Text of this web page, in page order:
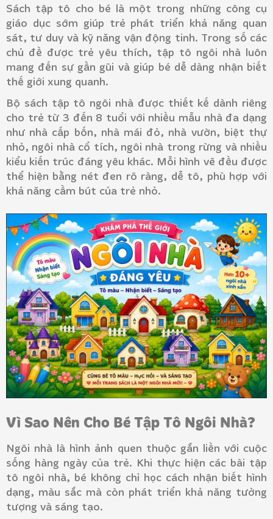
Sách tập tô cho bé là một trong những công cụ
giáo dục sớm giúp trẻ phát triển khả năng quan
sát, tư duy và kỹ năng vận động tinh. Trong số các
chủ đề được trẻ yêu thích, tập tô ngôi nhà luôn
mang đến sự gần gũi và giúp bé dễ dàng nhận biết
thế giới xung quanh.
Bộ sách tập tô ngôi nhà được thiết kế dành riêng
cho trẻ từ 3 đến 8 tuổi với nhiều mẫu nhà đa dạng
như nhà cấp bốn, nhà mái đỏ, nhà vườn, biệt thự
nhỏ, ngôi nhà cổ tích, ngôi nhà trong rừng và nhiều
kiểu kiến trúc đáng yêu khác. Mỗi hình vẽ đều được
thể hiện bằng nét đen rõ ràng, dễ tô, phù hợp với
khả năng cầm bút của trẻ nhỏ.
Vì Sao Nên Cho Bé Tập Tô Ngôi Nhà?
Ngôi nhà là hình ảnh quen thuộc gắn liền với cuộc
sống hàng ngày của trẻ. Khi thực hiện các bài tập
tô ngôi nhà, bé không chỉ học cách nhận biết hình
dạng, màu sắc mà còn phát triển khả năng tưởng
tượng và sáng tạo.